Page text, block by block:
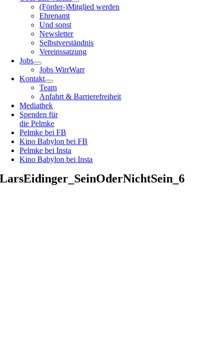
(Förder-)Mitglied werden
Ehrenamt
Und sonst
Newsletter
Selbstverständnis
Vereinssatzung
Jobs
Jobs WirrWarr
Kontakt
Team
Anfahrt & Barrierefreiheit
Mediathek
Spenden für
die Pelmke
Pelmke bei FB
Kino Babylon bei FB
Pelmke bei Insta
Kino Babylon bei Insta
LarsEidinger_SeinOderNichtSein_6